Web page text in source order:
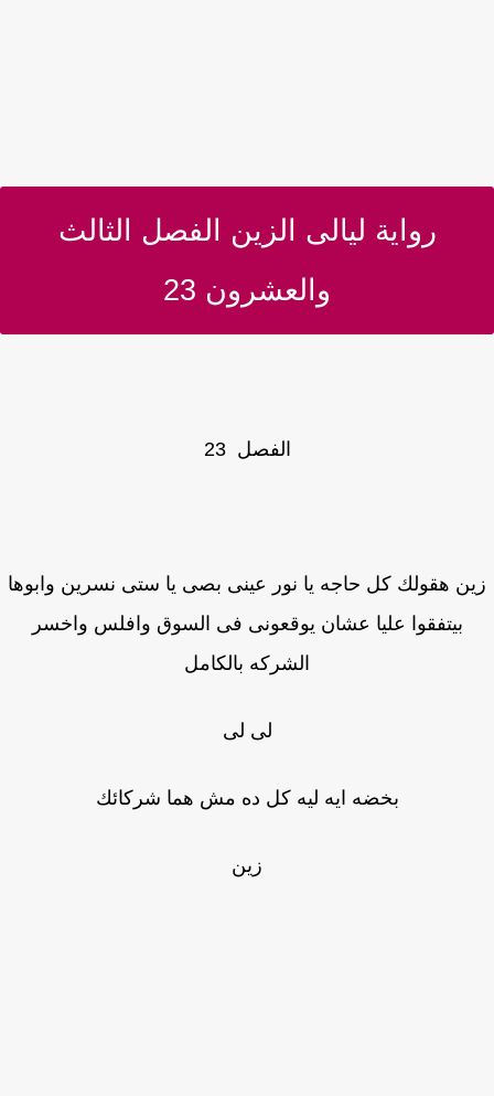
رواية ليالى الزين الفصل الثالث
والعشرون 23
الفصل 23
هقولك كل حاجه يا نور عينى بصى يا ستى نسرين وابوها
بيتفقوا عليا عشان يوقعونى فى السوق وافلس واخسر
الشركه بالكامل
لى لى
بخضه ايه ليه كل ده مش هما شركائك
زين